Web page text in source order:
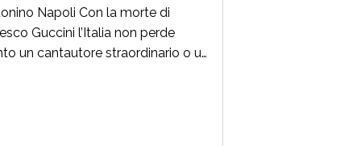
Napoli Con la morte di
Guccini l’Italia non perde
un cantautore straordinario o un